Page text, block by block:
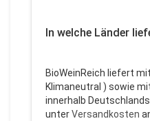
In welche Länder
BioWeinReich liefert
Klimaneutral ) sowie
innerhalb
unterVersandkosten